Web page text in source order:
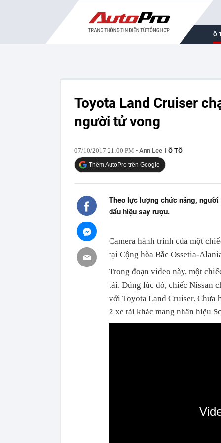
Ô
Toyota Land Cruiser
người tử vong
07/10/2017 21:00 PM - Ann Lee Ô TÔ
Thêm AutoPro trên Google
Theo lực lượng chức năng, người
dấu hiệu say rượu.
Camera hành trình của một
tại Cộng hòa Bắc Ossetia-
Trong đoạn video này, một
tải. Đúng lúc đó, chiếc Nissan
với Toyota Land Cruiser. Chưa
2 xe tải khác mang nhãn hiệu